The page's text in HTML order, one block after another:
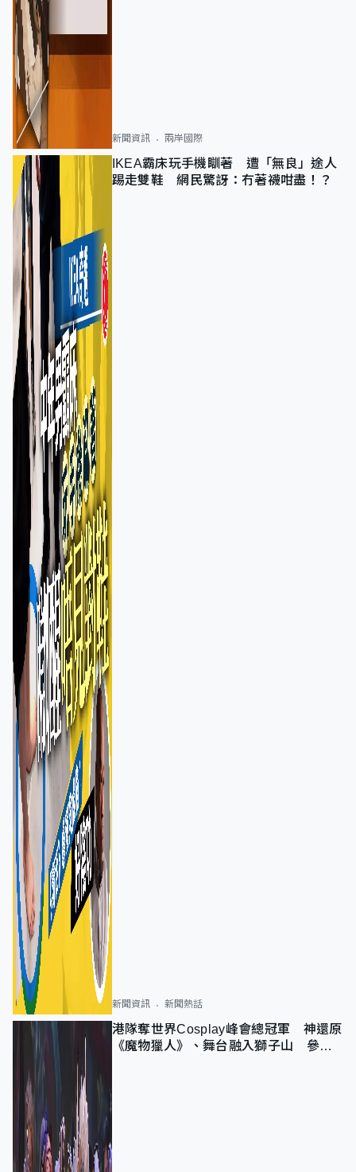
新聞資訊 兩岸國際
IKEA霸床玩手機瞓著 遭「無良」途人
踢走雙鞋 網民驚訝：冇著襪咁盡！？
新聞資訊 新聞熱話
港隊奪世界Cosplay峰會總冠軍 神還原
《魔物獵人》、舞台融入獅子山 參賽